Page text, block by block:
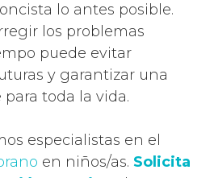
lo antes posible.
los problemas
puede evitar
y garantizar una
toda la vida.
especialistas en el
en niños/as. Solicita